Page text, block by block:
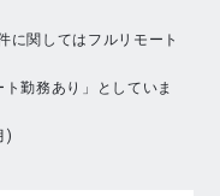
に関してはフルリモート
勤務あり」としていま
)